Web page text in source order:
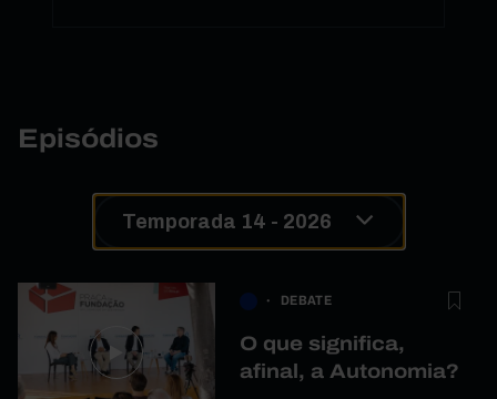
Episódios
Temporada 14 - 2026
DEBATE
O que significa,
afinal, a Autonomia?